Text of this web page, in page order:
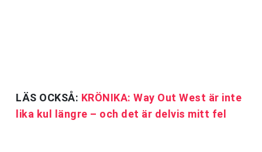
LÄS OCKSÅ: KRÖNIKA: Way Out West är inte
lika kul längre – och det är delvis mitt fel